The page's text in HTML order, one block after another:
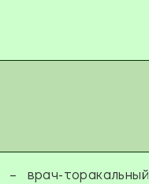
– врач-торакальный